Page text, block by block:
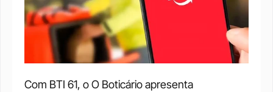
Com BTI 61, o O Boticário apresenta